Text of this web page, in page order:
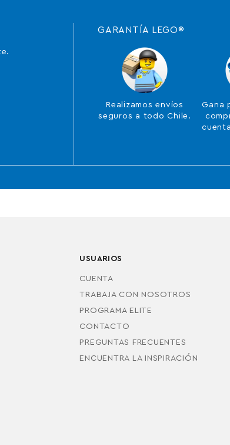
GARANTÍA LEGO®
Realizamos envíos
seguros a todo Chile.
Gana
USUARIOS
CUENTA
TRABAJA CON NOSOTROS
PROGRAMA ELITE
CONTACTO
PREGUNTAS FRECUENTES
ENCUENTRA LA INSPIRACIÓN